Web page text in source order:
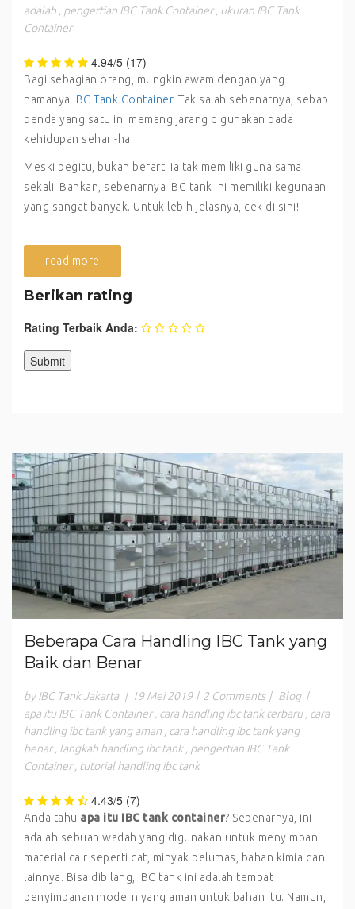
adalah
pengertian IBC Tank Container
ukuran IBC Tank
Container
4.94/5 (17)
Bagi sebagian orang, mungkin awam dengan yang
namanya IBC Tank Container. Tak salah sebenarnya, sebab
benda yang satu ini memang jarang digunakan pada
kehidupan sehari-hari.
Meski begitu, bukan berarti ia tak memiliki guna sama
sekali. Bahkan, sebenarnya IBC tank ini memiliki kegunaan
yang sangat banyak. Untuk lebih jelasnya, cek di sini!
read more
Berikan rating
Rating Terbaik Anda:
Beberapa Cara Handling IBC Tank yang
Baik dan Benar
by IBC Tank Jakarta | 19 Mei 2019 | 2 Comments | Blog |
apa itu IBC Tank Container
cara handling ibc tank terbaru
cara
handling ibc tank yang aman
cara handling ibc tank yang
benar
langkah handling ibc tank
pengertian IBC Tank
Container
tutorial handling ibc tank
4.43/5 (7)
Anda tahu apa itu IBC tank container? Sebenarnya, ini
adalah sebuah wadah yang digunakan untuk menyimpan
material cair seperti cat, minyak pelumas, bahan kimia dan
lainnya. Bisa dibilang, IBC tank ini adalah tempat
penyimpanan modern yang aman untuk bahan itu. Namun,